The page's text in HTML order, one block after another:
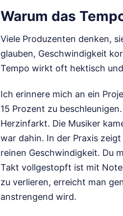
Warum das
Viele Produzenten denken,
glauben, Geschwindigkeit
Tempo wirkt oft hektisch
Ich erinnere mich an ein
15 Prozent zu
Herzinfarkt. Die Musiker
war dahin. In der Praxis
reinen Geschwindigkeit. Du
Takt vollgestopft ist mit
zu verlieren, erreicht man
anstrengend wird.